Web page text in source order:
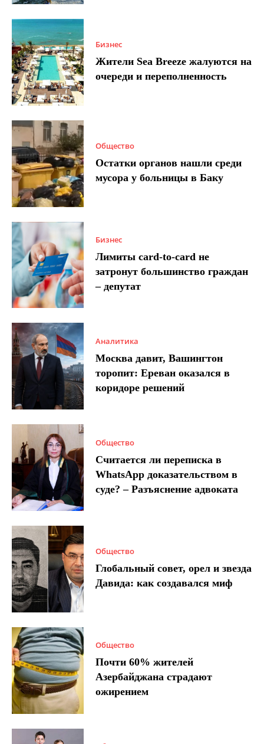
Бизнес
Жители Sea Breeze жалуются на
очереди и переполненность
Общество
Остатки органов нашли среди
мусора у больницы в Баку
Бизнес
Лимиты card-to-card не
затронут большинство граждан
– депутат
Аналитика
Москва давит, Вашингтон
торопит: Ереван оказался в
коридоре решений
Общество
Считается ли переписка в
WhatsApp доказательством в
суде? – Разъяснение адвоката
Общество
Глобальный совет, орел и звезда
Давида: как создавался миф
Общество
Почти 60% жителей
Азербайджана страдают
ожирением